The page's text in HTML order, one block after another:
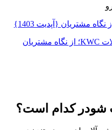
پرفروش ترین شیرآلات KWC؛ از نگاه مشتریان
شودر کدام است؟